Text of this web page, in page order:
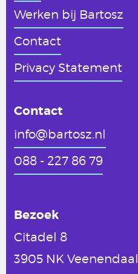
Werken bij Bartosz
Contact
Privacy Statement
Contact
info@bartosz.nl
088 - 227 86 79
Bezoek
Citadel 8
3905 NK Veenendaal